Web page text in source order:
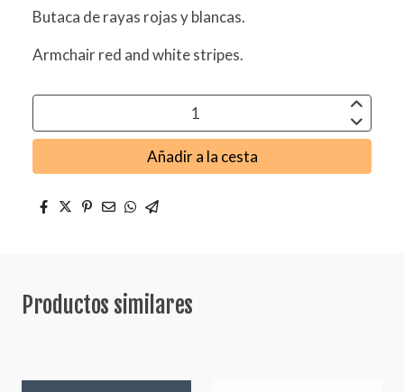
Butaca de rayas rojas y blancas.
Armchair red and white stripes.
Añadir a la cesta
Productos similares